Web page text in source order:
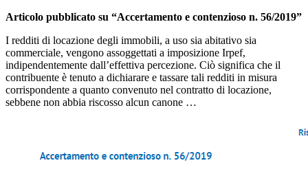
Articolo pubblicato su “Accertamento e contenzioso n. 56/2019”
I redditi di locazione degli immobili, a uso sia abitativo sia
commerciale, vengono assoggettati a imposizione Irpef,
indipendentemente dall’effettiva percezione. Ciò significa che il
contribuente è tenuto a dichiarare e tassare tali redditi in misura
corrispondente a quanto convenuto nel contratto di locazione,
sebbene non abbia riscosso alcun canone …